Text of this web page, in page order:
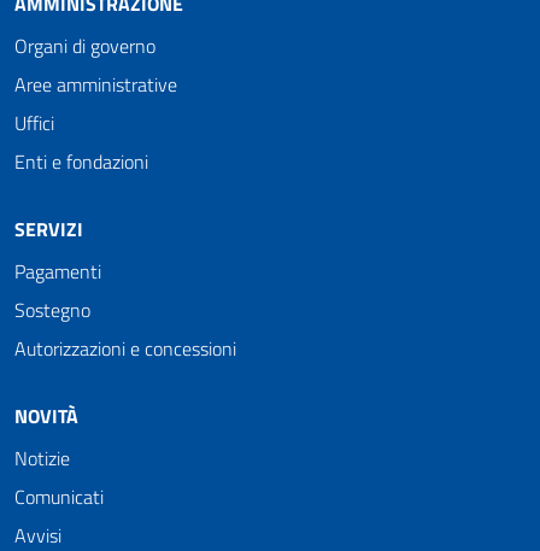
Organi di governo
Aree amministrative
Uffici
Enti e fondazioni
SERVIZI
Pagamenti
Sostegno
Autorizzazioni e concessioni
NOVITÀ
Notizie
Comunicati
Avvisi